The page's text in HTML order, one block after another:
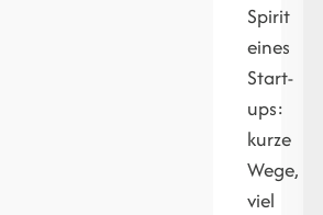
Spirit
eines
Start-
ups:
kurze
Wege,
viel